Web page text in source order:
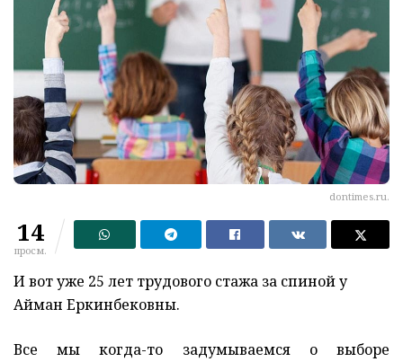
dontimes.ru.
14
просм.
И вот уже 25 лет трудового стажа за спиной у
Айман Еркинбековны.
Все мы когда-то задумываемся о выборе